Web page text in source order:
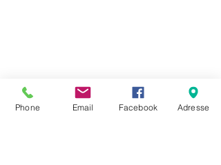
Phone Email Facebook Adresse